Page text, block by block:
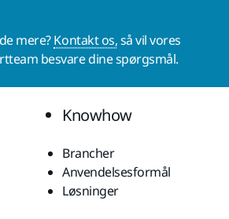
mere?Kontakt os,så vil vores
besvare dine spørgsmål.
Knowhow
Brancher
Anvendelsesformål
Løsninger